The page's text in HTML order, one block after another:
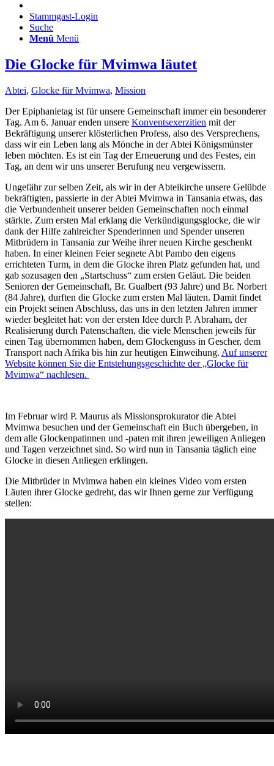
Stammgast-Login
Suche
Menü Menü
Die Glocke für Mvimwa läutet
Abtei, Glocke für Mvimwa, Mission
Der Epiphanietag ist für unsere Gemeinschaft immer ein besonderer
Tag. Am 6. Januar enden unsere Konventsexerzitien mit der
Bekräftigung unserer klösterlichen Profess, also des Versprechens,
dass wir ein Leben lang als Mönche in der Abtei Königsmünster
leben möchten. Es ist ein Tag der Erneuerung und des Festes, ein
Tag, an dem wir uns unserer Berufung neu vergewissern.
Ungefähr zur selben Zeit, als wir in der Abteikirche unsere Gelübde
bekräftigten, passierte in der Abtei Mvimwa in Tansania etwas, das
die Verbundenheit unserer beiden Gemeinschaften noch einmal
stärkte. Zum ersten Mal erklang die Verkündigungsglocke, die wir
dank der Hilfe zahlreicher Spenderinnen und Spender unseren
Mitbrüdern in Tansania zur Weihe ihrer neuen Kirche geschenkt
haben. In einer kleinen Feier segnete Abt Pambo den eigens
errichteten Turm, in dem die Glocke ihren Platz gefunden hat, und
gab sozusagen den „Startschuss“ zum ersten Geläut. Die beiden
Senioren der Gemeinschaft, Br. Gualbert (93 Jahre) und Br. Norbert
(84 Jahre), durften die Glocke zum ersten Mal läuten. Damit findet
ein Projekt seinen Abschluss, das uns in den letzten Jahren immer
wieder begleitet hat: von der ersten Idee durch P. Abraham, der
Realisierung durch Patenschaften, die viele Menschen jeweils für
einen Tag übernommen haben, dem Glockenguss in Gescher, dem
Transport nach Afrika bis hin zur heutigen Einweihung. Auf unserer
Website können Sie die Entstehungsgeschichte der „Glocke für
Mvimwa“ nachlesen.
Im Februar wird P. Maurus als Missionsprokurator die Abtei
Mvimwa besuchen und der Gemeinschaft ein Buch übergeben, in
dem alle Glockenpatinnen und -paten mit ihren jeweiligen Anliegen
und Tagen verzeichnet sind. So wird nun in Tansania täglich eine
Glocke in diesen Anliegen erklingen.
Die Mitbrüder in Mvimwa haben ein kleines Video vom ersten
Läuten ihrer Glocke gedreht, das wir Ihnen gerne zur Verfügung
stellen: